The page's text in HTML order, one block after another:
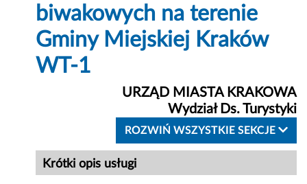
biwakowych na terenie
Gminy Miejskiej Kraków
WT-1
URZĄD MIASTA KRAKOWA
Wydział Ds. Turystyki
ROZWIŃ WSZYSTKIE SEKCJE
Krótki opis usługi